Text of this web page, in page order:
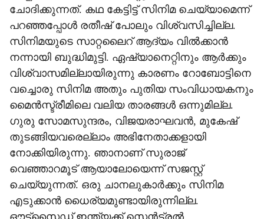
ചോദിക്കുന്നത്. കഥ കേട്ടിട്ട് സിനിമ ചെയ്യാമെന്ന്
പറഞ്ഞപ്പോൾ രതീഷ് പോലും വിശ്വസിച്ചില്ല.
സിനിമയുടെ സാറ്റലൈറ് ആദ്യം വിൽക്കാൻ
നന്നായി ബുദ്ധിമുട്ടി. ഏഷ്യാനെറ്റിനും ആർക്കും
വിശ്വാസമില്ലായിരുന്നു കാരണം റോബോട്ടിനെ
വച്ചൊരു സിനിമ അതും പുതിയ സംവിധായകനും
മൈൻസ്ട്രീമിലെ വലിയ താരങ്ങൾ ഒന്നുമില്ല.
ഗുരു സോമസുന്ദരം, വിജയരാഘവൻ, മുകേഷ്
തുടങ്ങിയവരെല്ലാം അഭിനേതാക്കളായി
നോക്കിയിരുന്നു. ഞാനാണ് സുരാജ്
വെഞ്ഞാറമൂട് ആയാലോയെന്ന് സജസ്റ്റ്
ചെയ്യുന്നത്. ഒരു ചാനലുകാർക്കും സിനിമ
എടുക്കാൻ ധൈര്യമുണ്ടായിരുന്നില്ല.
ഔട്ട്സൈഡ് ഇന്ത്യക്ക് സെൻട്രൽ